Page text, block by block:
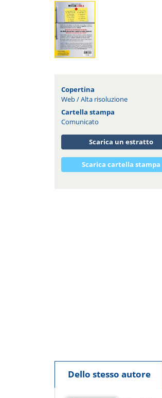
Copertina
Web/Alta risoluzione
Cartella stampa
Comunicato
Scarica un estratto
Scarica cartella stampa
Dello stesso autore